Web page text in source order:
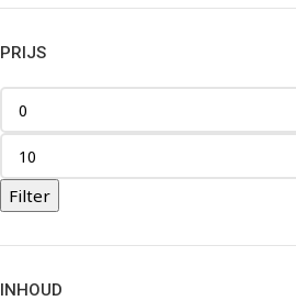
PRIJS
Filter
INHOUD